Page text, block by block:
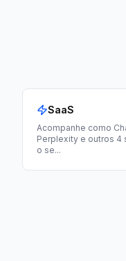
SaaS
Acompanhe como
Perplexity e outros 4
o se...